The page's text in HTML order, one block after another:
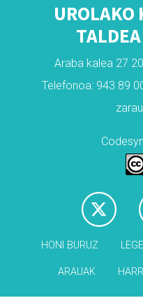
UROLAKO
Araba kalea 27
Telefonoa: 943 89
HONI BURUZ
ARAUAK